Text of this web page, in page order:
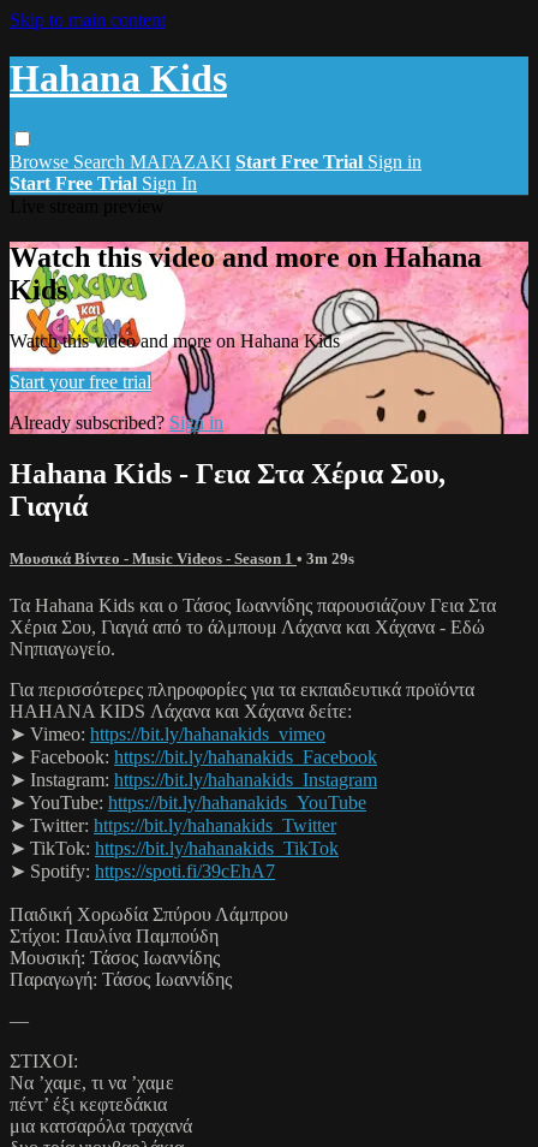
Skip to main content
Hahana Kids
Browse Search ΜΑΓΑΖΑΚΙ Start Free Trial Sign in
Start Free Trial Sign In
Watch this video and more on Hahana
Kids
Watch this video and more on Hahana Kids
Start your free trial
Already subscribed? Sign in
Hahana Kids - Γεια Στα Χέρια Σου,
Γιαγιά
Μουσικά Βίντεο - Music Videos - Season 1 • 3m 29s
Τα Hahana Kids και ο Τάσος Ιωαννίδης παρουσιάζουν Γεια Στα
Χέρια Σου, Γιαγιά από το άλμπουμ Λάχανα και Χάχανα - Εδώ
Νηπιαγωγείο.
Για περισσότερες πληροφορίες για τα εκπαιδευτικά προϊόντα
HAHANA KIDS Λάχανα και Χάχανα δείτε:
➤ Vimeo: https://bit.ly/hahanakids_vimeo
➤ Facebook: https://bit.ly/hahanakids_Facebook
➤ Instagram: https://bit.ly/hahanakids_Instagram
➤ YouTube: https://bit.ly/hahanakids_YouTube
➤ Twitter: https://bit.ly/hahanakids_Twitter
➤ TikTok: https://bit.ly/hahanakids_TikTok
➤ Spotify: https://spoti.fi/39cEhA7
Παιδική Χορωδία Σπύρου Λάμπρου
Στίχοι: Παυλίνα Παμπούδη
Μουσική: Τάσος Ιωαννίδης
Παραγωγή: Τάσος Ιωαννίδης
—
ΣΤΙΧΟΙ:
Να ’χαμε, τι να ’χαμε
πέντ’ έξι κεφτεδάκια
μια κατσαρόλα τραχανά